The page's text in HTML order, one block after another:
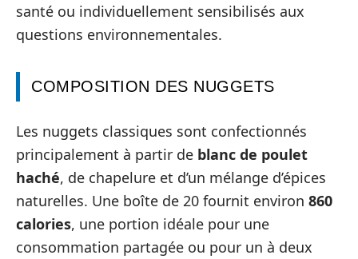
santé ou individuellement sensibilisés aux
questions environnementales.
COMPOSITION DES NUGGETS
Les nuggets classiques sont confectionnés
principalement à partir de blanc de poulet
haché, de chapelure et d’un mélange d’épices
naturelles. Une boîte de 20 fournit environ 860
calories, une portion idéale pour une
consommation partagée ou pour un à deux